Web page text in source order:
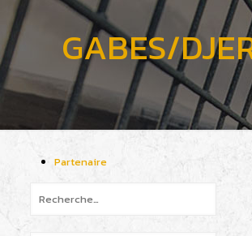
GABES/
Partenaire